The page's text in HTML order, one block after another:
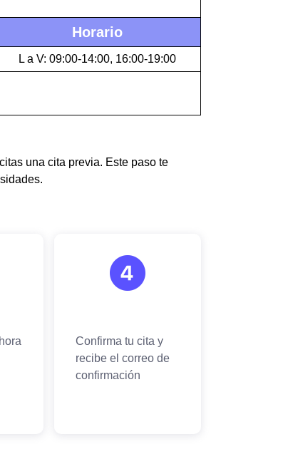
Horario
L a V: 09:00-14:00, 16:00-19:00
una cita previa. Este paso te